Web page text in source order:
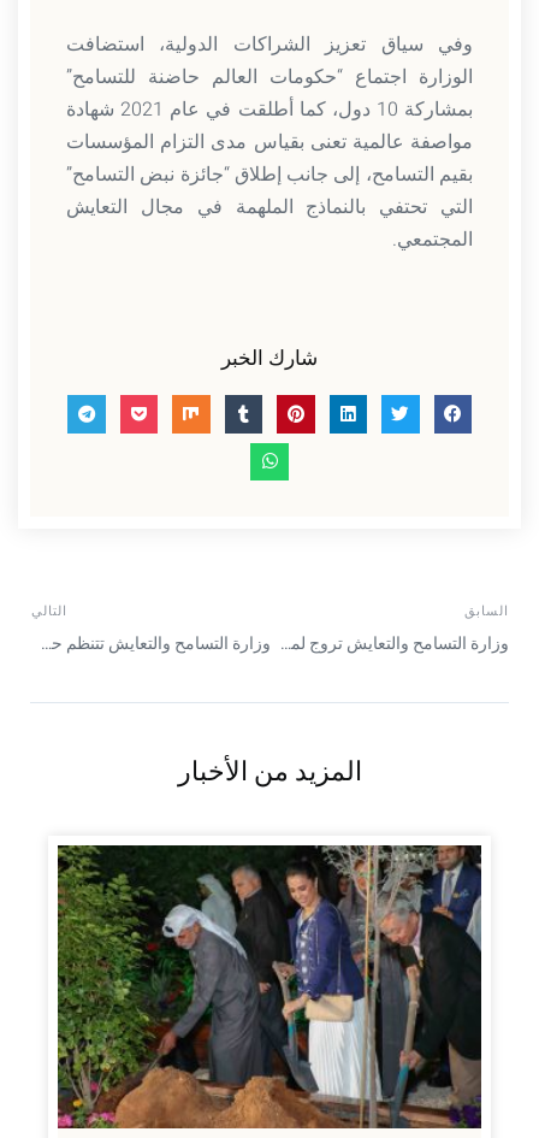
وفي سياق تعزيز الشراكات الدولية، استضافت
الوزارة اجتماع “حكومات العالم حاضنة للتسامح”
بمشاركة 10 دول، كما أطلقت في عام 2021 شهادة
مواصفة عالمية تعنى بقياس مدى التزام المؤسسات
بقيم التسامح، إلى جانب إطلاق “جائزة نبض التسامح”
التي تحتفي بالنماذج الملهمة في مجال التعايش
المجتمعي.
شارك الخبر
السابق
وزارة التسامح والتعايش تروج لمسابقة “حياتنا في الإمارات” في أم القيوين
التالي
وزارة التسامح والتعايش تتنظم حملة تعريفية بعجمان لمسابقة “حياتنا في الإمارات”
المزيد من الأخبار